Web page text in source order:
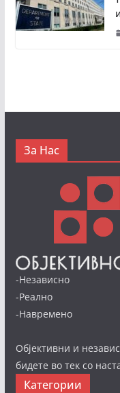
За Нас
-Независно
-Реално
-Навремено
Објективни и
бидете во тек со
Категории